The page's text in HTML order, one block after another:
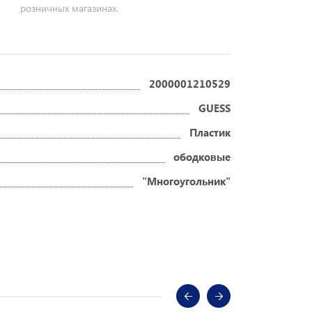
розничных магазинах.
2000001210529
GUESS
Пластик
ободковые
"Многоугольник"